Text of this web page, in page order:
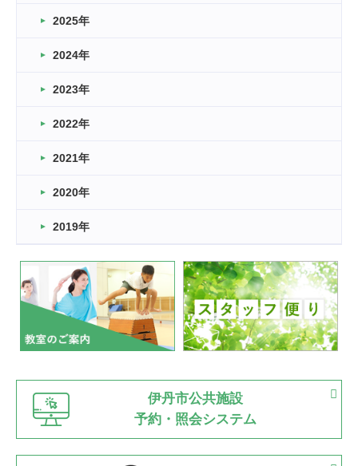
車いすバスケとRくんのお話
卒業・卒園の季節★
2026.03.11
緑ケ丘体育館
2022.11.03
緑ケ丘体育館
いたっぼーる大会☆彡
緑ケ丘体育館
2022.07.03
市内総合体育大会が開始
緑ケ丘体育館 猪名川運動広場
古池運動広場
2022.06.12
県知事杯争奪バレーボール大会が開催
緑ケ丘体育館
2022.05.05
2025年
2024年
2023年
2022年
2021年
2020年
2019年
伊丹市公共施設
予約・照会システム